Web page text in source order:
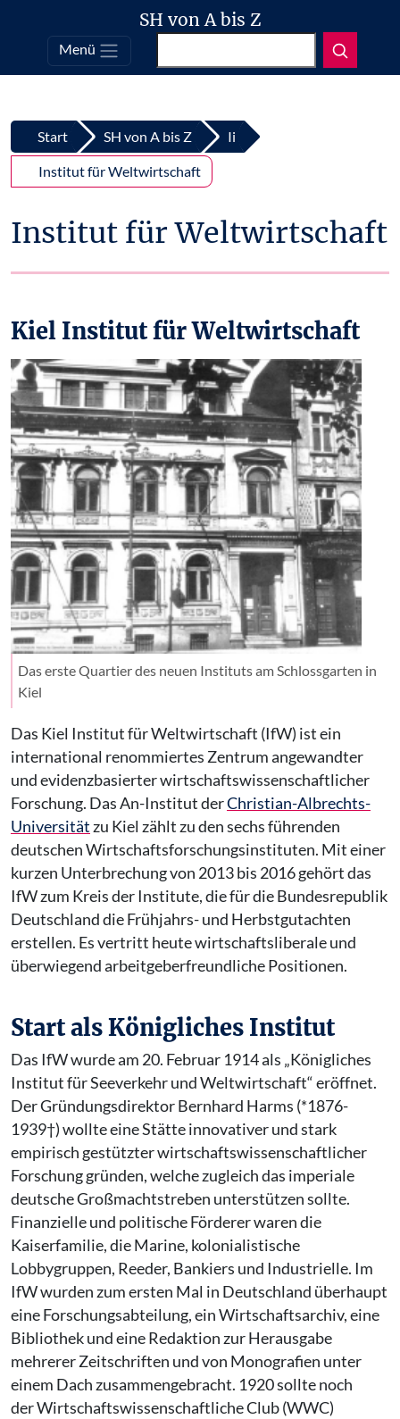
Top
Zum Inhalt springen
SH von A bis Z
Menü
Start SH von A bis Z Ii
Institut für Weltwirtschaft
Institut für Weltwirtschaft
Kiel Institut für Weltwirtschaft
Das erste Quartier des neuen Instituts am Schlossgarten in
Kiel
Das Kiel Institut für Weltwirtschaft (IfW) ist ein
international renommiertes Zentrum angewandter
und evidenzbasierter wirtschaftswissenschaftlicher
Forschung. Das An-Institut derChristian-Albrechts-
Universität zu Kiel zählt zu den sechs führenden
deutschen Wirtschaftsforschungsinstituten. Mit einer
kurzen Unterbrechung von 2013 bis 2016 gehört das
IfW zum Kreis der Institute, die für die Bundesrepublik
Deutschland die Frühjahrs- und Herbstgutachten
erstellen. Es vertritt heute wirtschaftsliberale und
überwiegend arbeitgeberfreundliche Positionen.
Start als Königliches Institut
Das IfW wurde am 20. Februar 1914 als „Königliches
Institut für Seeverkehr und Weltwirtschaft“ eröffnet.
Der Gründungsdirektor Bernhard Harms (*1876-
1939†) wollte eine Stätte innovativer und stark
empirisch gestützter wirtschaftswissenschaftlicher
Forschung gründen, welche zugleich das imperiale
deutsche Großmachtstreben unterstützen sollte.
Finanzielle und politische Förderer waren die
Kaiserfamilie, die Marine, kolonialistische
Lobbygruppen, Reeder, Bankiers und Industrielle. Im
IfW wurden zum ersten Mal in Deutschland überhaupt
eine Forschungsabteilung, ein Wirtschaftsarchiv, eine
Bibliothek und eine Redaktion zur Herausgabe
mehrerer Zeitschriften und von Monografien unter
einem Dach zusammengebracht. 1920 sollte noch
der Wirtschaftswissenschaftliche Club (WWC)